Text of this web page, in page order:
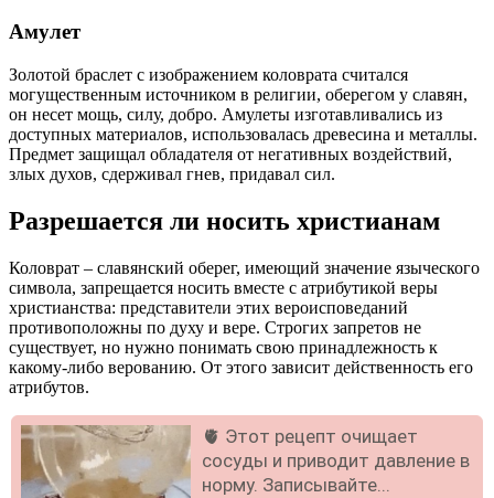
Амулет
Золотой браслет с изображением коловрата считался
могущественным источником в религии, оберегом у славян,
он несет мощь, силу, добро. Амулеты изготавливались из
доступных материалов, использовалась древесина и металлы.
Предмет защищал обладателя от негативных воздействий,
злых духов, сдерживал гнев, придавал сил.
Разрешается ли носить христианам
Коловрат – славянский оберег, имеющий значение языческого
символа, запрещается носить вместе с атрибутикой веры
христианства: представители этих вероисповеданий
противоположны по духу и вере. Строгих запретов не
существует, но нужно понимать свою принадлежность к
какому-либо верованию. От этого зависит действенность его
атрибутов.
🫀 Этот рецепт очищает
сосуды и приводит давление в
норму. Записывайте...